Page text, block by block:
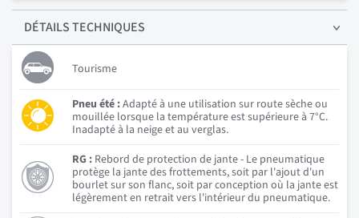
DÉTAILSTECHNIQUES
Tourisme
Pneu été :Adapté à une utilisation sur route sèche ou
mouillée lorsque la température est supérieure à 7°C.
Inadapté à la neige et au verglas.
RG : Rebord de protection de jante - Le pneumatique
protège la jante des frottements, soit par l'ajout d'un
bourlet sur son flanc, soit par conception où la jante est
légèrement en retrait vers l'intérieur du pneumatique.